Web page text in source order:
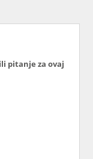
pitanje za ovaj